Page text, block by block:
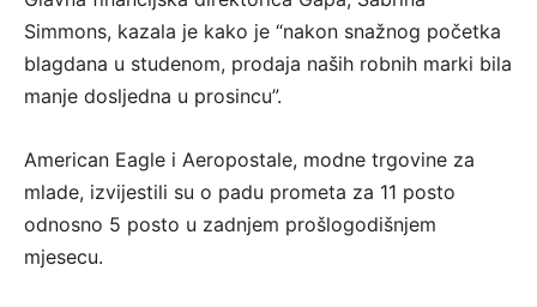
Simmons, kazala je kako je “nakon snažnog početka
blagdana u studenom, prodaja naših robnih marki bila
manje dosljedna u prosincu”.
American Eagle i Aeropostale, modne trgovine za
mlade, izvijestili su o padu prometa za 11 posto
odnosno 5 posto u zadnjem prošlogodišnjem
mjesecu.